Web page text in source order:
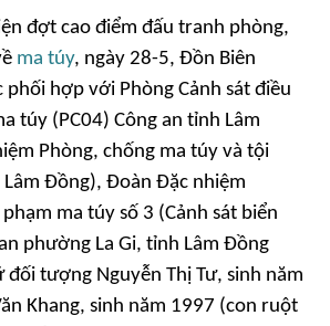
đợt cao điểm đấu tranh phòng,
ma túy, ngày 28-5, Đồn Biên
phối hợp với Phòng Cảnh sát điều
túy (PC04) Công an tỉnh Lâm
Phòng, chống ma túy và tội
Lâm Đồng), Đoàn Đặc nhiệm
ma túy số 3 (Cảnh sát biển
phường La Gi, tỉnh Lâm Đồng
đối tượng Nguyễn Thị Tư, sinh năm
Khang, sinh năm 1997 (con ruột